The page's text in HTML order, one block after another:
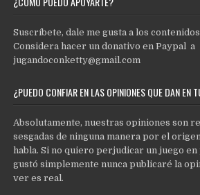
Suscríbete, dale me gusta a los
Considera hacer un donativo en Paypal a
jugandoconketty@gmail.com
¿PUEDO CONFIAR EN LAS OPINIONES QUE DAN EN
Absolutamente, nuestras opiniones son
sesgadas de ninguna manera por el
habla. Si no quiero perjudicar un juego
gustó simplemente nunca publicaré la
ver es real.